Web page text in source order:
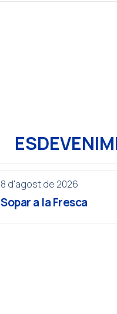
8 d'agost de 2026
Sopar a la Fresca